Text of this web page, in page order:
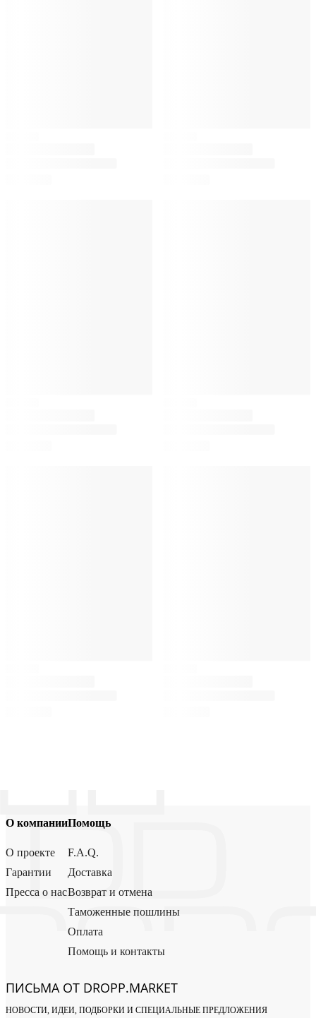
О компании
О проекте
Гарантии
Пресса о нас
Помощь
F.A.Q.
Доставка
Возврат и отмена
Таможенные пошлины
Оплата
Помощь и контакты
ПИСЬМА ОТ DROPP.MARKET
НОВОСТИ, ИДЕИ, ПОДБОРКИ И СПЕЦИАЛЬНЫЕ ПРЕДЛОЖЕНИЯ